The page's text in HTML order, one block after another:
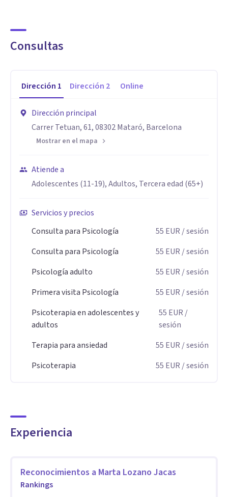
mejores universidades de Cataluña en Psicología: la
Universidad de Barcelona. 🧐🤓Aun así, soy de mente abierta
visión constructivista del ser humano. Es decir, entendiendo
cada humano como un ser que concibe su vida en base a la
historia que se cuenta : su construcción única y genuina de el
Aptitudes
📍PRESENCIAL MATARÓ:
✨Miércoles por la tarde
✨Viernes por la tarde (quincenal)
📍PRESENCIAL GRANOLLERS:
✨Jueves por la mañana (quincenal)
📍ONLINE: Jueves por la tarde o horario a convenir entre
metodología terapéutica o horas disponibles para citas
puedes enviarme un WhatsApp (preferencia) o un email.
😊Deseo Que tengas un buen día!
Consultas
Dirección 1 Dirección 2 Online
Dirección principal
Carrer Tetuan, 61, 08302 Mataró, Barcelona
Mostrar en el mapa
Atiende a
Adolescentes (11-19), Adultos, Tercera edad (65+)
Servicios y precios
Consulta para Psicología
55 EUR / sesión
Consulta para Psicología
55 EUR / sesión
Psicología adulto
55 EUR / sesión
Primera visita Psicología
55 EUR / sesión
Psicoterapia en adolescentes y
adultos
55 EUR /
sesión
Terapia para ansiedad
55 EUR / sesión
Psicoterapia
55 EUR / sesión
Experiencia
Reconocimientos a Marta Lozano Jacas
Rankings